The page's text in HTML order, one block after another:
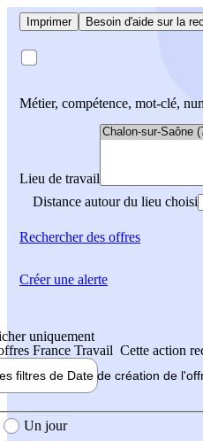
Imprimer Besoin d'aide sur la
Métier, compétence, mot-clé,
Lieu de travail
Distance autour du lieu choisi
Rechercherdes offres
uniquement
France Travail Cette action
filtres de Date de création de
création de l'offre
Un jour
Créer une alerte